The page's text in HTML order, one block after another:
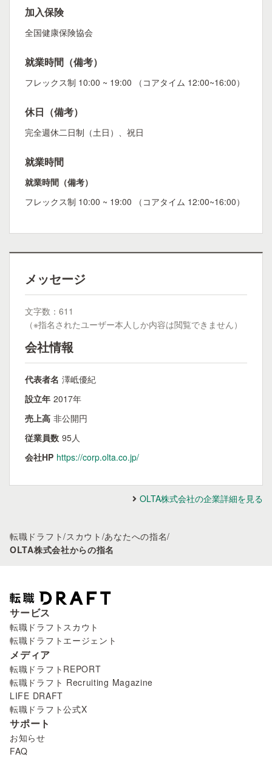
加入保険
全国健康保険協会
就業時間（備考）
フレックス制 10:00 ~ 19:00 （コアタイム 12:00~16:00）
休日（備考）
完全週休二日制（土日）、祝日
就業時間
就業時間（備考）
フレックス制 10:00 ~ 19:00 （コアタイム 12:00~16:00）
メッセージ
文字数：611
（※指名されたユーザー本人しか内容は閲覧できません）
会社情報
代表者名 澤岻優紀
設立年 2017年
売上高 非公開円
従業員数 95人
会社HP https://corp.olta.co.jp/
OLTA株式会社の企業詳細を見る
転職ドラフト/スカウト /あなたへの指名/
OLTA株式会社からの指名
サービス
転職ドラフトスカウト
転職ドラフトエージェント
メディア
転職ドラフトREPORT
転職ドラフト Recruiting Magazine
LIFE DRAFT
転職ドラフト公式X
サポート
お知らせ
FAQ